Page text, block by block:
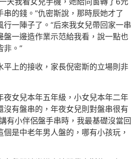
的錢。”仇密斯說，那時辰她才了
一陣子了。“后來我女兒帶回家一串
盤一邊造作業示范給我看，說一點也
非。”
平上的接收，家長倪密斯的立場則非
夜女兒本年五年級，小女兒本年二年
沒有盤串的，年夜女兒則對盤串很有
有小伴侶盤手串時，我最基礎沒當回
是中老年男人盤的，哪有小孩玩，